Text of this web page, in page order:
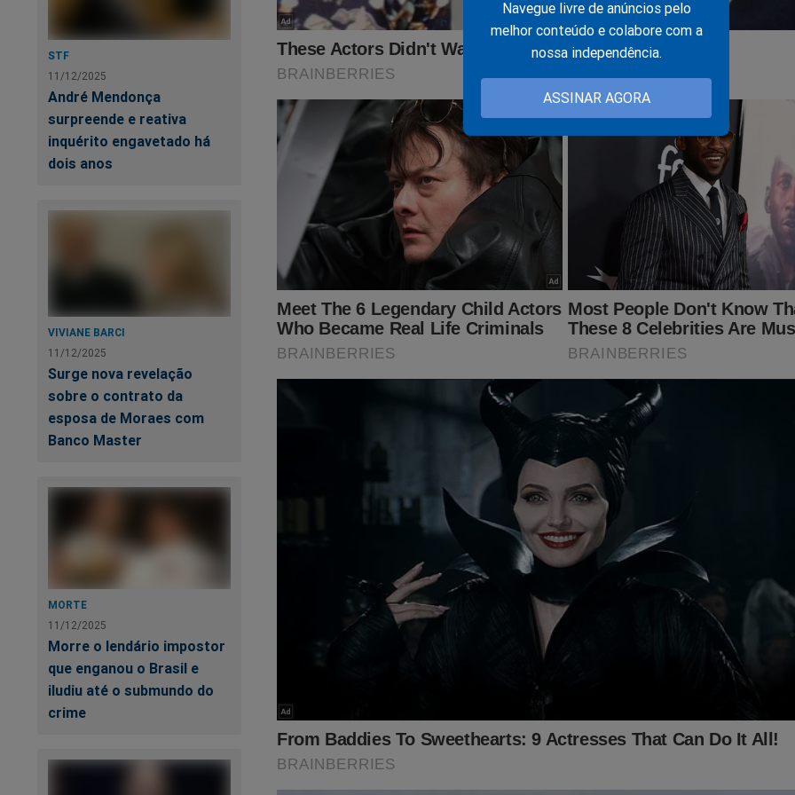
Navegue livre de anúncios pelo
melhor conteúdo e colabore com a
nossa independência.
ASSINAR AGORA
STF
11/12/2025
André Mendonça
surpreende e reativa
inquérito engavetado há
dois anos
VIVIANE BARCI
11/12/2025
Surge nova revelação
sobre o contrato da
esposa de Moraes com
Banco Master
MORTE
11/12/2025
Morre o lendário impostor
que enganou o Brasil e
iludiu até o submundo do
crime
Estamos sobrevivendo graças a ajuda de nossos assinantes e parceiros comerciais.
fortalecer a nossa batalha, considere se tornar um
assinante,o que lhe dará o
assistir o primeiroPODCASTconservador do Brasil e ter acesso exclusivo ao
Revista A Verdade, onde os "assuntos proibidos" no Brasil são revelados. Para
no link:
https://assinante.jornaldacidadeonline.com.br/apresentacao
SEU APOIO É MUITO IMPORTANTE! CONTAMOS COM VOCÊ!